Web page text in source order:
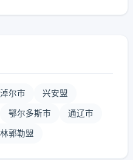
尔市 兴安盟
鄂尔多斯市 通辽市
郭勒盟